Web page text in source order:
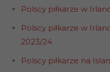
Polscy piłkarze w
Polscy piłkarze w
2023/24
Polscy piłkarze na